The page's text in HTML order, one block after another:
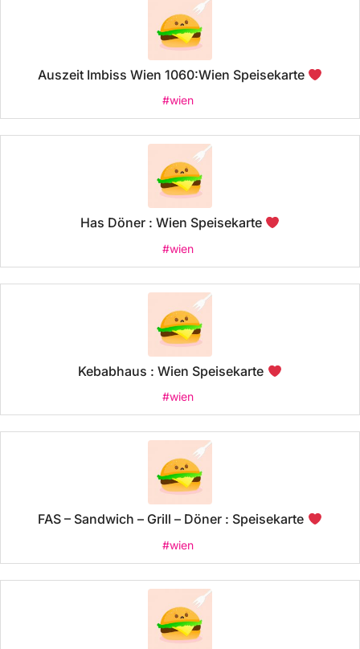
Auszeit Imbiss Wien 1060:Wien Speisekarte
#wien
Has Döner : Wien Speisekarte
#wien
Kebabhaus : Wien Speisekarte
#wien
FAS – Sandwich – Grill – Döner : Speisekarte
#wien